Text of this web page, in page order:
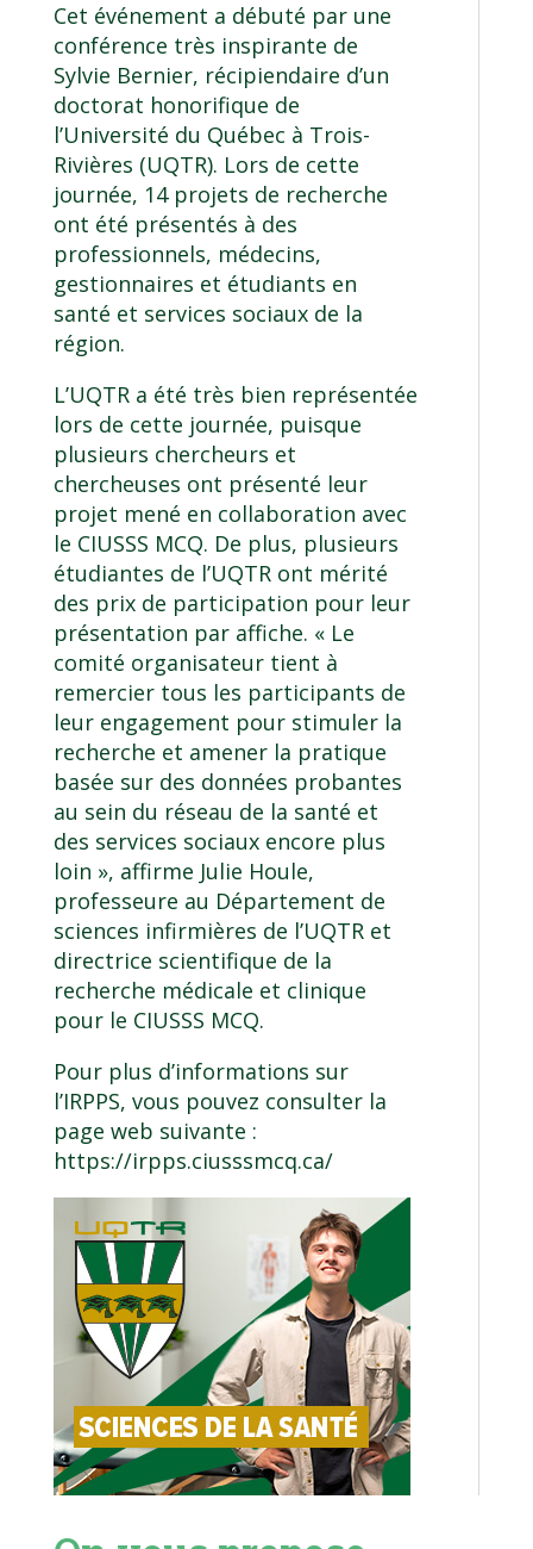
Cet événement a débuté par une
conférence très inspirante de
Sylvie Bernier, récipiendaire d’un
doctorat honorifique de
l’Université du Québec à Trois-
Rivières (UQTR). Lors de cette
journée, 14 projets de recherche
ont été présentés à des
professionnels, médecins,
gestionnaires et étudiants en
santé et services sociaux de la
région.
L’UQTR a été très bien représentée
lors de cette journée, puisque
plusieurs chercheurs et
chercheuses ont présenté leur
projet mené en collaboration avec
le CIUSSS MCQ. De plus, plusieurs
étudiantes de l’UQTR ont mérité
des prix de participation pour leur
présentation par affiche. « Le
comité organisateur tient à
remercier tous les participants de
leur engagement pour stimuler la
recherche et amener la pratique
basée sur des données probantes
au sein du réseau de la santé et
des services sociaux encore plus
loin », affirme Julie Houle,
professeure au Département de
sciences infirmières de l’UQTR et
directrice scientifique de la
recherche médicale et clinique
pour le CIUSSS MCQ.
Pour plus d’informations sur
l’IRPPS, vous pouvez consulter la
page web suivante :
https://irpps.ciusssmcq.ca/